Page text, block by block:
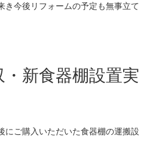
き今後リフォームの予定も無事立て
・新食器棚設置実
にご購入いただいた食器棚の運搬設